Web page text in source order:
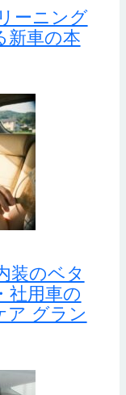
ーニング
新車の本
装のベタ
社用車の
ア グラン